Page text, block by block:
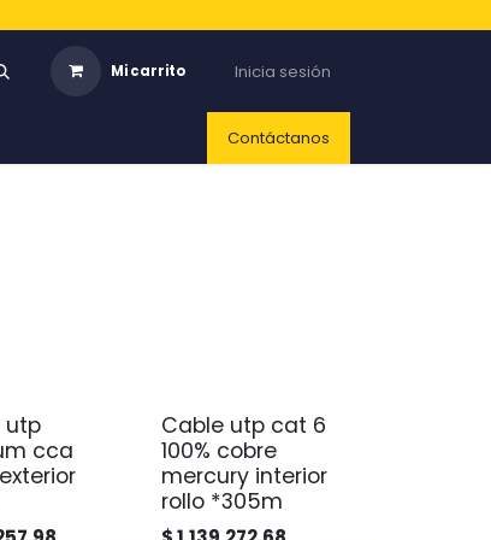
Mi carrito Inicia sesión
Contáctanos
utp
cca
Cable utp cat 6
100% cobre
mercury interior
rollo *305m